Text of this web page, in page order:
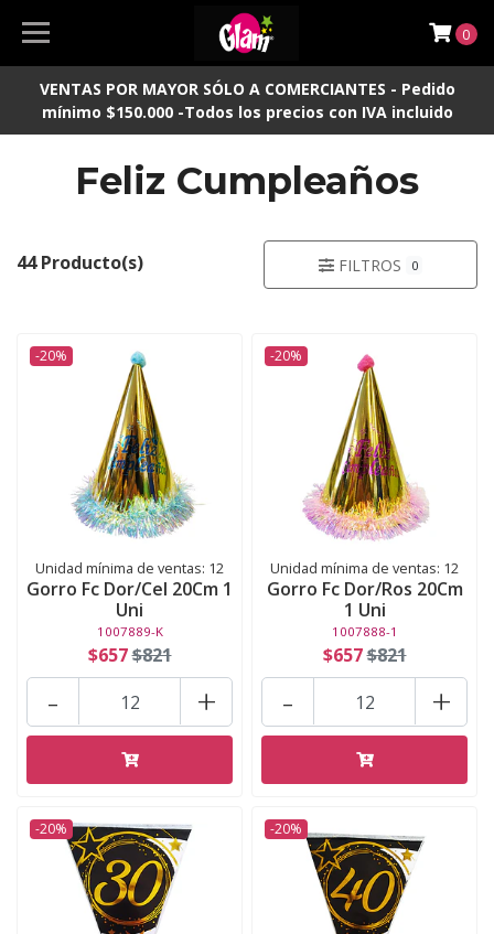
VENTAS POR MAYOR SÓLO A COMERCIANTES - Pedido
mínimo $150.000 -Todos los precios con IVA incluido
0
Feliz Cumpleaños
44 Producto(s) FILTROS 0
-20%
Unidad mínima de ventas: 12
Gorro Fc Dor/Cel 20Cm 1
Uni
1007889-K
$657$821
+
-
-20%
Unidad mínima de ventas: 12
Gorro Fc Dor/Ros 20Cm
1 Uni
1007888-1
$657$821
+
-
-20% -20%